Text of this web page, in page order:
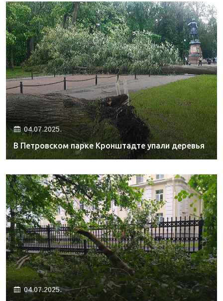
04.07.2025.
В Петровском парке Кронштадте упали деревья
04.07.2025.